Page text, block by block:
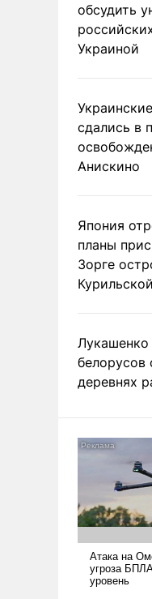
обсудить
Украиной
сдались в
Анискино
Япония
планы
Зорге
Лукашенко
белорусов
деревнях